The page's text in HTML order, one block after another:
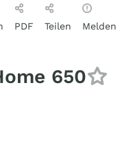
PDF Teilen Melden
650